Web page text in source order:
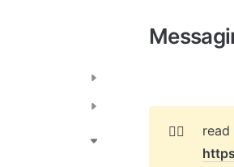
👉🏻